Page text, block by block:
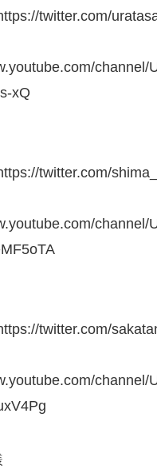
twitter.com/
channel/
xQ
twitter.com/
channel/
twitter.com/
channel/